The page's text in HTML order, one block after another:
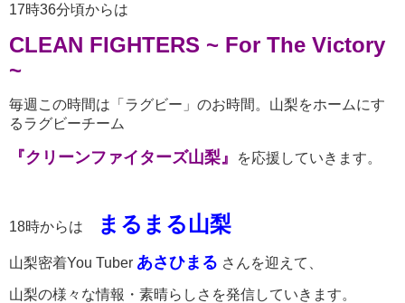
17時36分頃からは
CLEAN FIGHTERS ~ For The Victory
~
毎週この時間は「ラグビー」のお時間。山梨をホームにす
るラグビーチーム
『クリーンファイターズ山梨』 を応援していきます。
18時からは まるまる山梨
山梨密着You Tuber あさひまる さんを迎えて、
山梨の様々な情報・素晴らしさを発信していきます。